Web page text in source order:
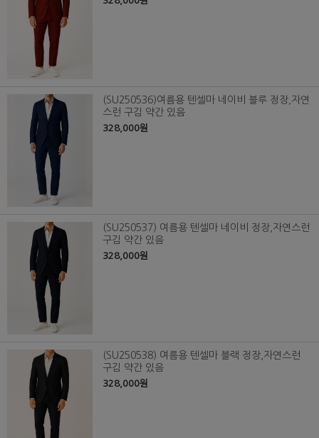
(SU250536)여름용 텐셀마 네이비 블루 정장,자연
스런 구김 약간 있음
328,000원
(SU250537) 여름용 텐셀마 네이비 정장,자연스런
구김 약간 있음
328,000원
(SU250538) 여름용 텐셀마 블랙 정장,자연스런
구김 약간 있음
328,000원